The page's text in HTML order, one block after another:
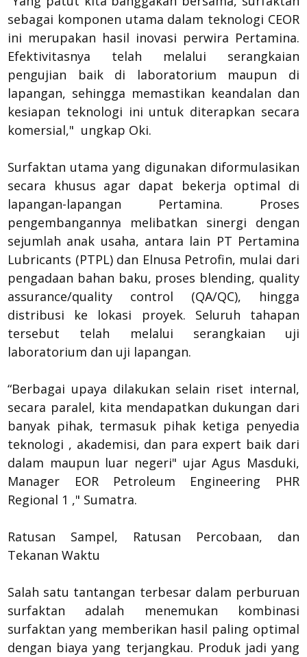
sebagai komponen utama dalam teknologi CEOR
ini merupakan hasil inovasi perwira Pertamina.
Efektivitasnya telah melalui serangkaian
pengujian baik di laboratorium maupun di
lapangan, sehingga memastikan keandalan dan
kesiapan teknologi ini untuk diterapkan secara
komersial," ungkap Oki.
Surfaktan utama yang digunakan diformulasikan
secara khusus agar dapat bekerja optimal di
lapangan-lapangan Pertamina. Proses
pengembangannya melibatkan sinergi dengan
sejumlah anak usaha, antara lain PT Pertamina
Lubricants (PTPL) dan Elnusa Petrofin, mulai dari
pengadaan bahan baku, proses blending, quality
assurance/quality control (QA/QC), hingga
distribusi ke lokasi proyek. Seluruh tahapan
tersebut telah melalui serangkaian uji
laboratorium dan uji lapangan.
“Berbagai upaya dilakukan selain riset internal,
secara paralel, kita mendapatkan dukungan dari
banyak pihak, termasuk pihak ketiga penyedia
teknologi , akademisi, dan para expert baik dari
dalam maupun luar negeri" ujar Agus Masduki,
Manager EOR Petroleum Engineering PHR
Regional 1 ," Sumatra.
Ratusan Sampel, Ratusan Percobaan, dan
Tekanan Waktu
Salah satu tantangan terbesar dalam perburuan
surfaktan adalah menemukan kombinasi
surfaktan yang memberikan hasil paling optimal
dengan biaya yang terjangkau. Produk jadi yang